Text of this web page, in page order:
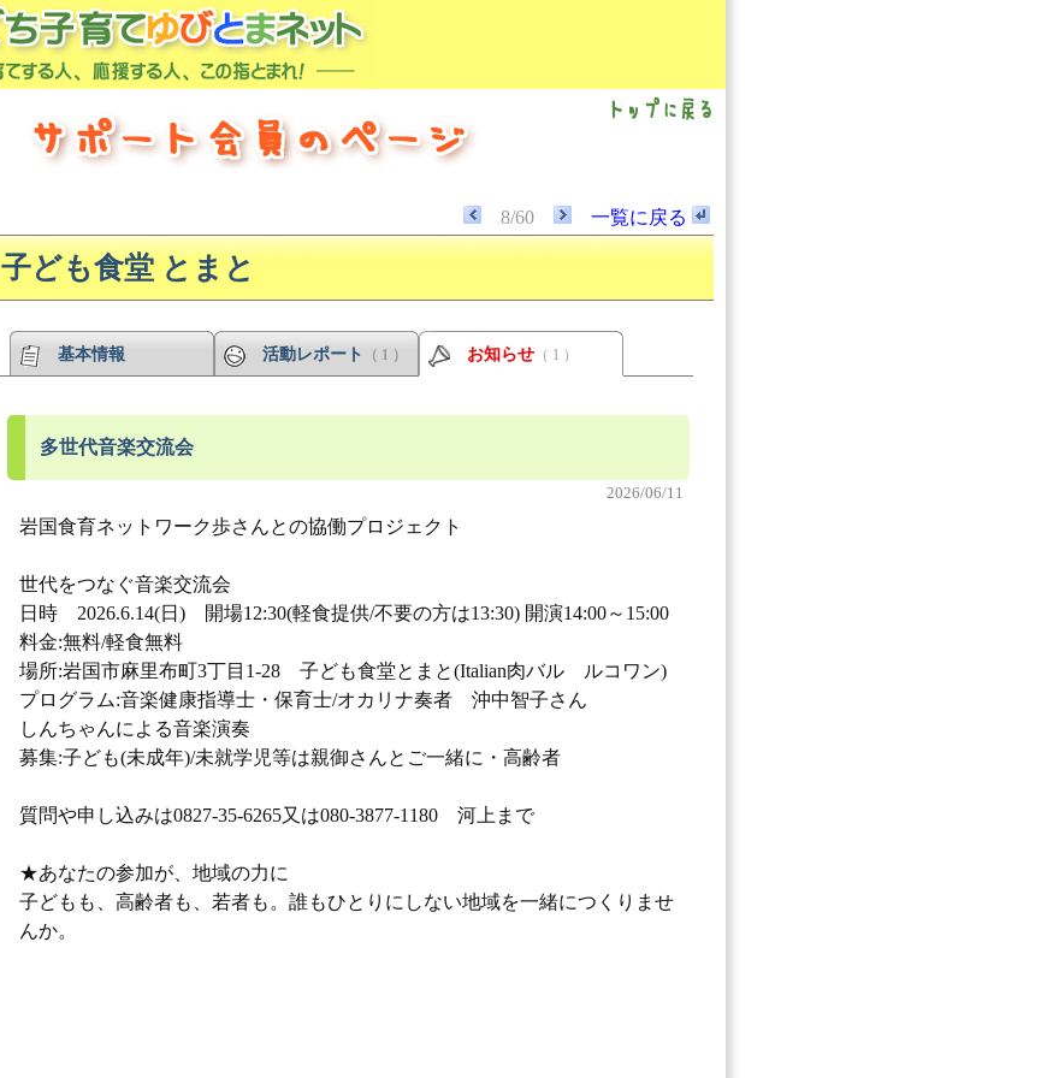
8/60 一覧に戻る
子ども食堂 とまと
基本情報 活動レポート （ 1 ） お知らせ （ 1 ）
多世代音楽交流会
2026/06/11
岩国食育ネットワーク歩さんとの協働プロジェクト
世代をつなぐ音楽交流会
日時 2026.6.14(日) 開場12:30(軽食提供/不要の方は13:30) 開演14:00～15:00
料金:無料/軽食無料
場所:岩国市麻里布町3丁目1-28 子ども食堂とまと(Italian肉バル ルコワン)
プログラム:音楽健康指導士・保育士/オカリナ奏者 沖中智子さん
しんちゃんによる音楽演奏
募集:子ども(未成年)/未就学児等は親御さんとご一緒に・高齢者
質問や申し込みは0827-35-6265又は080-3877-1180 河上まで
★あなたの参加が、地域の力に
子どもも、高齢者も、若者も。誰もひとりにしない地域を一緒につくりませ
んか。